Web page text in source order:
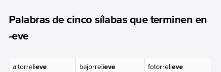
Palabras de cinco sílabas que terminen en
-eve
altorrelieve bajorrelieve fotorrelieve